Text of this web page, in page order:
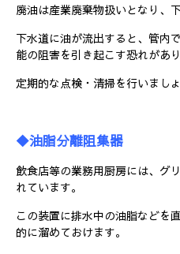
廃油は産業廃棄物扱いとなり、
下水道に油が流出すると、管内
能の阻害を引き起こす恐れがあり
定期的な点検・清掃を行いましょ
◆油脂分離阻集器
飲食店等の業務用厨房には、グ
れています。
この装置に排水中の油脂などを
的に溜めておけます。